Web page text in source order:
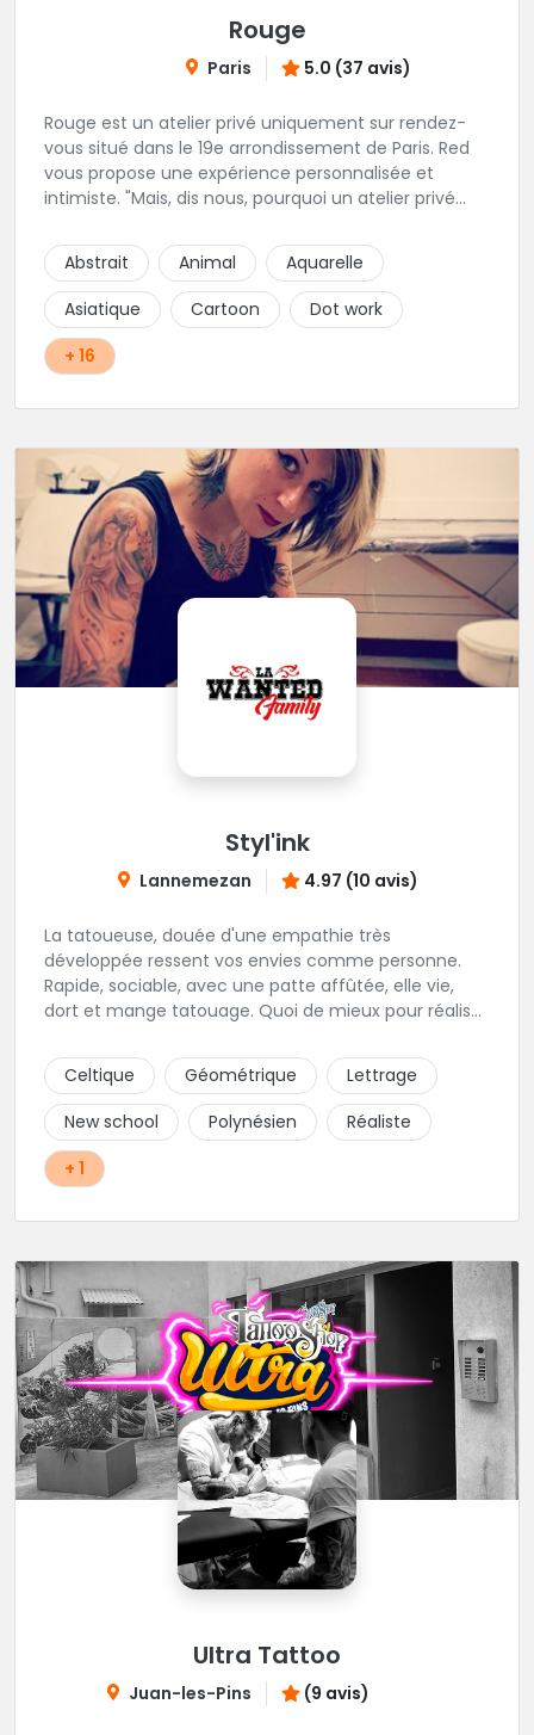
Rouge
Paris 5.0 (37 avis)
Rouge est un atelier privé uniquement sur rendez-
vous situé dans le 19e arrondissement de Paris. Red
vous propose une expérience personnalisée et
intimiste. "Mais, dis nous, pourquoi un atelier privé
qualité de service à tous les tatoué(e)s. L'intérêt est
de prendre son temps, faire les bons choix, et
toujours se donner à 1000 %. Sans oublier, une
hygiène irréprochable. La bonne humeur, l'échange,
le respect, faire un travail personnalisé et toujours de
qualité, sont les mots d'ordre dans cet atelier. " Si
Abstrait Animal
Aquarelle
Asiatique
Cartoon
Dot work
+ 16
Styl'ink
Lannemezan 4.97 (10 avis)
La tatoueuse, douée d'une empathie très
développée ressent vos envies comme personne.
Rapide, sociable, avec une patte affûtée, elle vie,
dort et mange tatouage. Quoi de mieux pour réaliser
Celtique
Géométrique
Lettrage
New school
Polynésien
Réaliste
+ 1
Ultra Tattoo
Juan-les-Pins (9 avis)